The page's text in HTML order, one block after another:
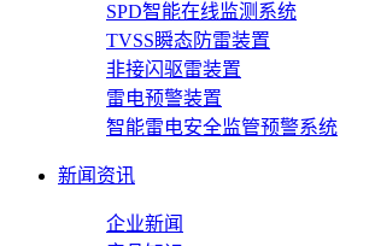
SPD智能在线监测系统
TVSS瞬态防雷装置
非接闪驱雷装置
雷电预警装置
智能雷电安全监管预警系统
新闻资讯
企业新闻